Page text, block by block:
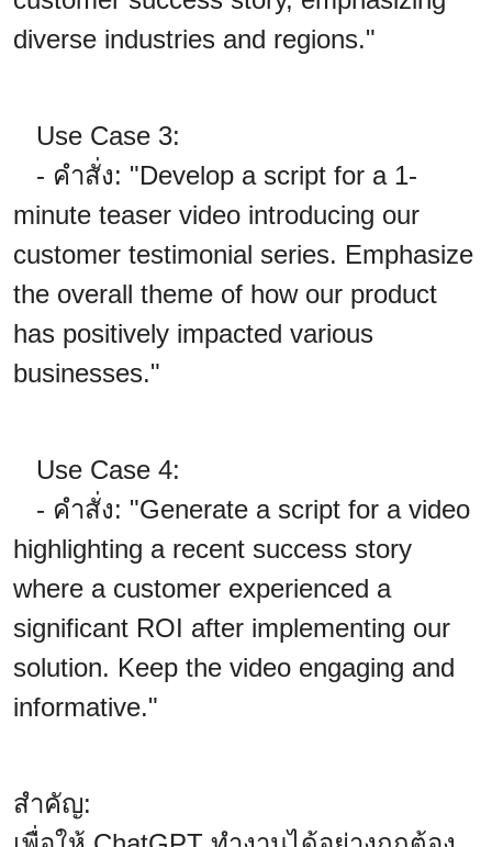
diverse industries and regions."
Use Case 3:
- คำสั่ง: "Develop a script for a 1-
minute teaser video introducing our
customer testimonial series. Emphasize
the overall theme of how our product
has positively impacted various
businesses."
Use Case 4:
- คำสั่ง: "Generate a script for a video
highlighting a recent success story
where a customer experienced a
significant ROI after implementing our
solution. Keep the video engaging and
informative."
สำคัญ: